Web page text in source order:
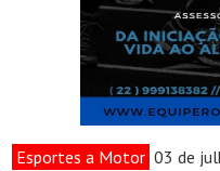
Esportes a Motor 03 de